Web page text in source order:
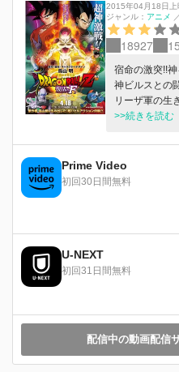
2015年04月18日上
ジャンル： アニメ
18927
宿命の激突!!
神ビルスとの
リーザ軍の生
ラゴンボール
と。宇宙史上
ったフリーザ
む・・・。そ
せ、悟飯、
士と激突。
の対決へと
う・・・わ
遥かに超えた
>>続きを読む
Prime Video
初回30日間無料
U-NEXT
初回31日間無料
配信中の動画配信